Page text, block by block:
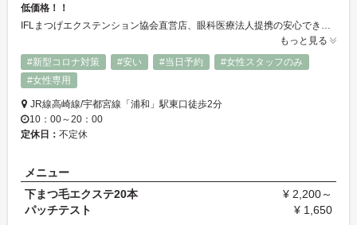
低価格！！
IFLまつげエクステンション協会直営店、眼科医療法人提携の安心できるマツエクサロン「アイズ」 自然でモチがよいふさふさのまつ毛エクステで、忙しい朝の目元メイクがラク！しかもキレイに！ 幅広い年齢層の方から定評の技術派サロン。まつ毛デザイナーが貴女の毛質に合う施術を行います。丁寧カウンセリングで初めての方も安心♪少ない本数でもふさふさに見えます☆
もっと見る
#新型コロナ対策
#安い #当日予約
#女性スタッフのみ
#女性専用
JR線高崎線/宇都宮線「浦和」駅東口徒歩2分
10：00～20：00
定休日： 不定休
メニュー
下まつ毛エクステ20本
¥ 2,200～
パッチテスト
¥ 1,650